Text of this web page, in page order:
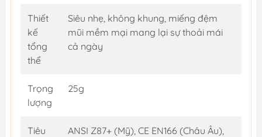
Thiết
kế
tổng
thể
Siêu nhẹ, không khung, miếng đệm
mũi mềm mại mang lại sự thoải mái
cả ngày
Trọng
lượng
25g
Tiêu
ANSI Z87+ (Mỹ), CE EN166 (Châu Âu),